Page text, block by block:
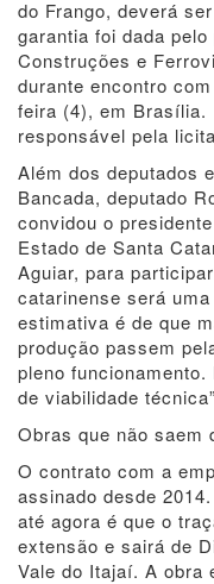
do Frango, deverá
garantia foi dada
Construções e
durante encontro
feira (4), em
responsável pela
Além dos deputados
Bancada, deputado
convidou o
Estado de Santa
Aguiar, para
catarinense será
estimativa é de que
produção passem
pleno
de viabilidade
Obras que não saem
O contrato com a
assinado desde
até agora é que o
extensão e sairá de
Vale do Itajaí. A obra